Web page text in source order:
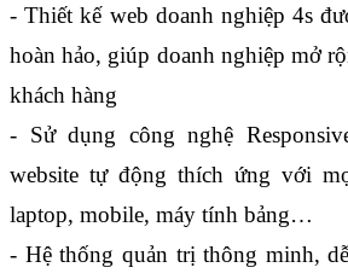
- Thiết kế web doanh nghiệp 4s
hoàn hảo, giúp doanh nghiệp mở
khách hàng
- Sử dụng công nghệ
website tự động thích ứng với
laptop, mobile, máy tính bảng…
- Hệ thống quản trị thông minh,